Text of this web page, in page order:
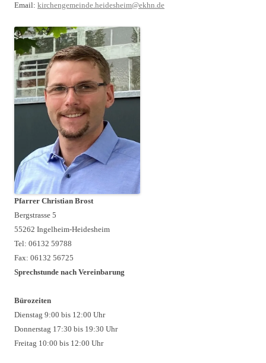
Email: kirchengemeinde.heidesheim@ekhn.de
Pfarrer Christian Brost
Bergstrasse 5
55262 Ingelheim-Heidesheim
Tel: 06132 59788
Fax: 06132 56725
Sprechstunde nach Vereinbarung
Bürozeiten
Dienstag 9:00 bis 12:00 Uhr
Donnerstag 17:30 bis 19:30 Uhr
Freitag 10:00 bis 12:00 Uhr